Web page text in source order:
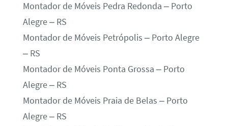
Montador de Móveis Pedra Redonda – Porto
Alegre – RS
Montador de Móveis Petrópolis – Porto Alegre
– RS
Montador de Móveis Ponta Grossa – Porto
Alegre – RS
Montador de Móveis Praia de Belas – Porto
Alegre – RS